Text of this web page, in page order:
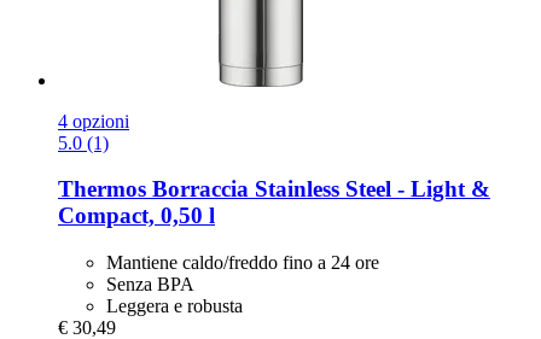
4 opzioni
5.0 (1)
Thermos Borraccia Stainless Steel -​ Light &
Compact, 0,50 l
Mantiene caldo/freddo fino a 24 ore
Senza BPA
Leggera e robusta
€ 30,49